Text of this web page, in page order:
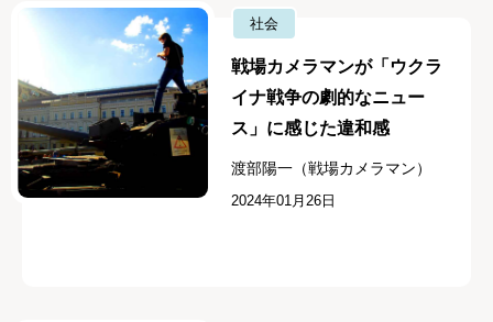
社会
戦場カメラマンが「ウクラ
イナ戦争の劇的なニュー
ス」に感じた違和感
渡部陽一（戦場カメラマン）
2024年01月26日